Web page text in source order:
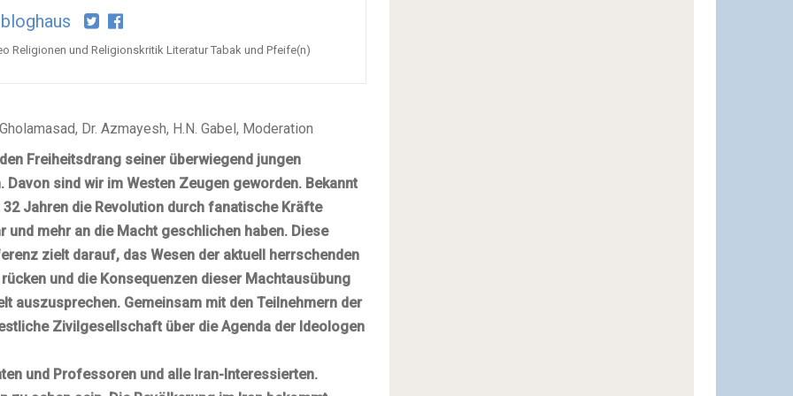
Religionen und Religionskritik Literatur Tabak und Pfeife(n)
Dr. Azmayesh, H.N. Gabel, Moderation
Freiheitsdrang seiner überwiegend jungen
sind wir im Westen Zeugen geworden. Bekannt
Jahren die Revolution durch fanatische Kräfte
mehr an die Macht geschlichen haben. Diese
zielt darauf, das Wesen der aktuell herrschenden
und die Konsequenzen dieser Machtausübung
auszusprechen. Gemeinsam mit den Teilnehmern der
Zivilgesellschaft über die Agenda der Ideologen
und Professoren und alle Iran-Interessierten.